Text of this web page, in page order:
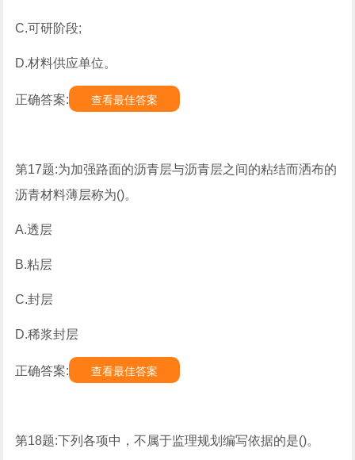
C.可研阶段;
D.材料供应单位。
正确答案: 查看最佳答案
第17题:为加强路面的沥青层与沥青层之间的粘结而洒布的
沥青材料薄层称为()。
A.透层
B.粘层
C.封层
D.稀浆封层
正确答案: 查看最佳答案
第18题:下列各项中，不属于监理规划编写依据的是()。